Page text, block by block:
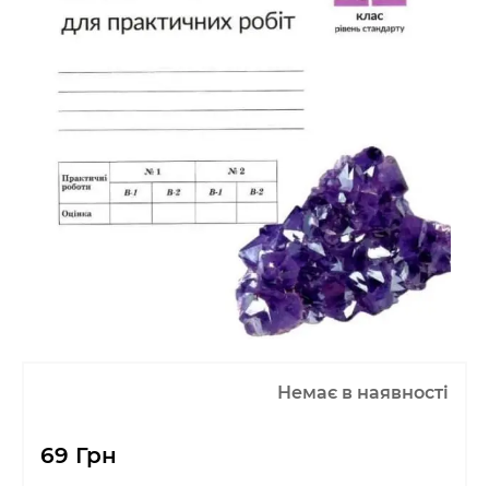
Немає в наявності
69 Грн